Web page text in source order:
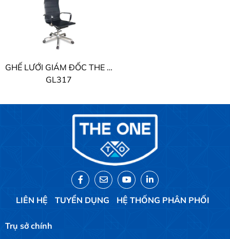
GHẾ LƯỚI GIÁM ĐỐC THE ONE
GL317
LIÊN HỆ TUYỂN DỤNG HỆ THỐNG PHÂN PHỐI
Trụ sở chính